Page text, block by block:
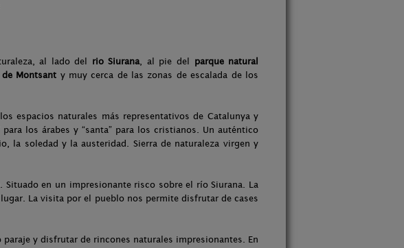
al lado del rio Siurana, al pie del
parque natural
Montsant y muy cerca de las zonas de escalada de los
espacios naturales más representativos de Catalunya y
los árabes y “santa” para los cristianos. Un auténtico
la soledad y la austeridad. Sierra de naturaleza virgen y
en un impresionante risco sobre el río Siurana. La
La visita por el pueblo nos permite disfrutar de cases
y disfrutar de rincones naturales impresionantes. En